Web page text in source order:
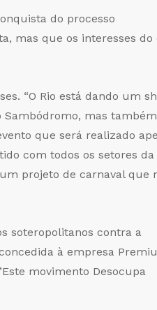
do processo
mas que os interesses do
“O Rio está dando um
Sambódromo, mas
que será realizado
com todos os setores da
projeto de carnaval que
soteropolitanos contra a
à empresa
movimento Desocupa